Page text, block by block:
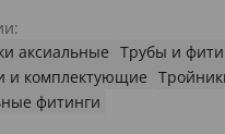
аксиальные Трубы и
и комплектующие
фитинги